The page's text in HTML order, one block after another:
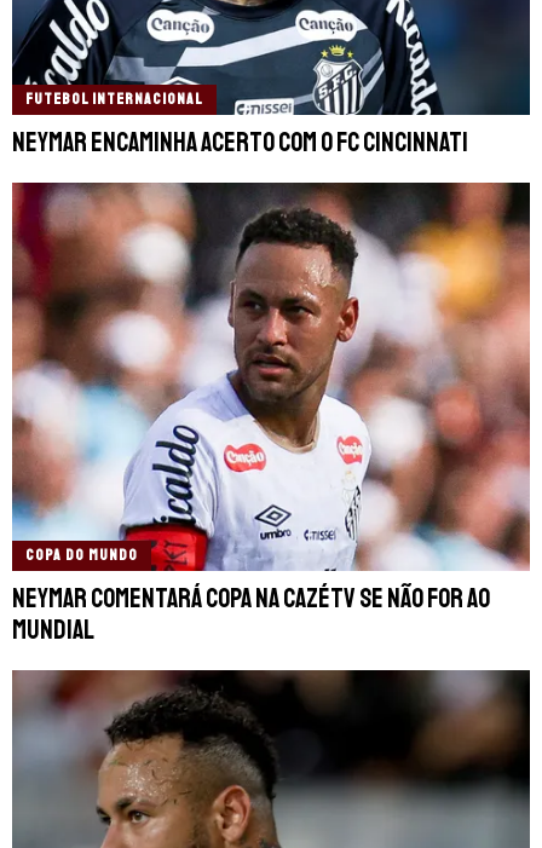
FUTEBOL INTERNACIONAL
Neymar encaminha acerto com o FC Cincinnati
COPA DO MUNDO
Neymar comentará Copa na CazéTV se não for ao
Mundial